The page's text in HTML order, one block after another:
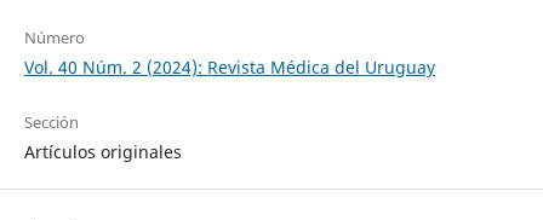
Número
Vol. 40 Núm. 2 (2024): Revista Médica del Uruguay
Sección
Artículos originales